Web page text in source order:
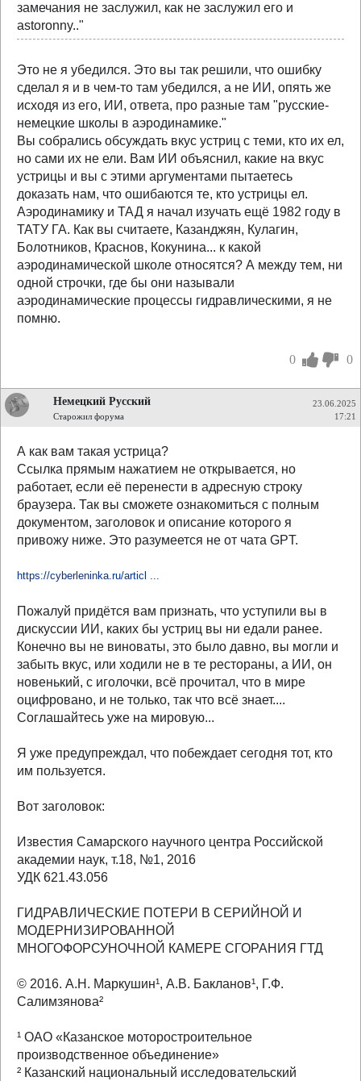
замечания не заслужил, как не заслужил его и
astoronny.."
Это не я убедился. Это вы так решили, что ошибку
сделал я и в чем-то там убедился, а не ИИ, опять же
исходя из его, ИИ, ответа, про разные там "русские-
немецкие школы в аэродинамике."
Вы собрались обсуждать вкус устриц с теми, кто их ел,
но сами их не ели. Вам ИИ объяснил, какие на вкус
устрицы и вы с этими аргументами пытаетесь
доказать нам, что ошибаются те, кто устрицы ел.
Аэродинамику и ТАД я начал изучать ещё 1982 году в
ТАТУ ГА. Как вы считаете, Казанджян, Кулагин,
Болотников, Краснов, Кокунина... к какой
аэродинамической школе относятся? А между тем, ни
одной строчки, где бы они называли
аэродинамические процессы гидравлическими, я не
помню.
0 0
Немецкий Русский
Старожил форума
23.06.2025
17:21
А как вам такая устрица?
Ссылка прямым нажатием не открывается, но
работает, если её перенести в адресную строку
браузера. Так вы сможете ознакомиться с полным
документом, заголовок и описание которого я
привожу ниже. Это разумеется не от чата GPT.
https://cyberleninka.ru/articl ...
Пожалуй придётся вам признать, что уступили вы в
дискуссии ИИ, каких бы устриц вы ни едали ранее.
Конечно вы не виноваты, это было давно, вы могли и
забыть вкус, или ходили не в те рестораны, а ИИ, он
новенький, с иголочки, всё прочитал, что в мире
оцифровано, и не только, так что всё знает....
Соглашайтесь уже на мировую...
Я уже предупреждал, что побеждает сегодня тот, кто
им пользуется.
Вот заголовок:
Известия Самарского научного центра Российской
академии наук, т.18, №1, 2016
УДК 621.43.056
ГИДРАВЛИЧЕСКИЕ ПОТЕРИ В СЕРИЙНОЙ И
МОДЕРНИЗИРОВАННОЙ
МНОГОФОРСУНОЧНОЙ КАМЕРЕ СГОРАНИЯ ГТД
© 2016. А.Н. Маркушин¹, А.В. Бакланов¹, Г.Ф.
Салимзянова²
¹ ОАО «Казанское моторостроительное
производственное объединение»
² Казанский национальный исследовательский